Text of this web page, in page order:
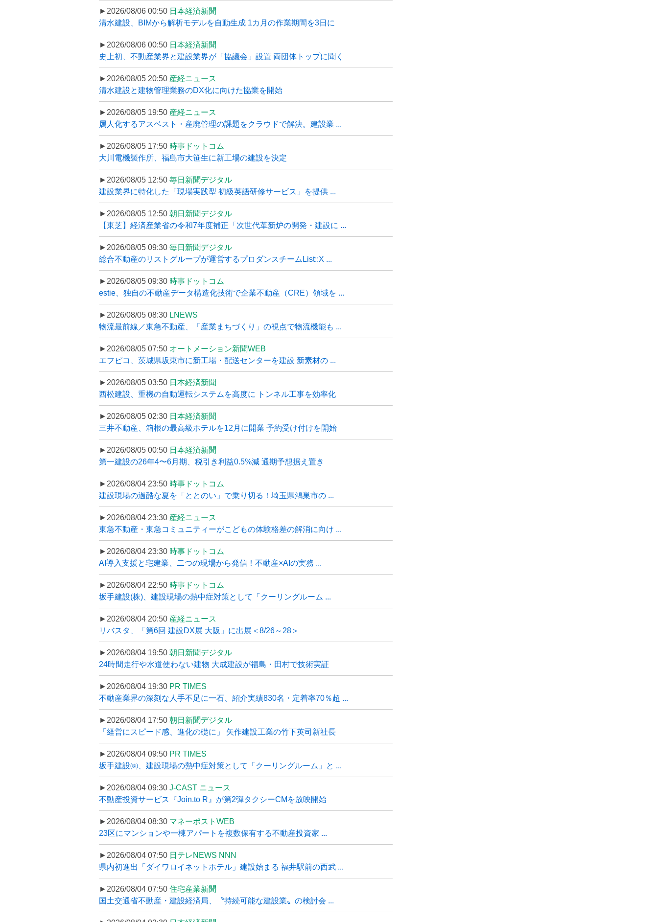
►2026/08/06 00:50 日本経済新聞
清水建設、BIMから解析モデルを自動生成 1カ月の作業期間を3日に
►2026/08/06 00:50 日本経済新聞
史上初、不動産業界と建設業界が「協議会」設置 両団体トップに聞く
►2026/08/05 20:50 産経ニュース
清水建設と建物管理業務のDX化に向けた協業を開始
►2026/08/05 19:50 産経ニュース
属人化するアスベスト・産廃管理の課題をクラウドで解決。建設業 ...
►2026/08/05 17:50 時事ドットコム
大川電機製作所、福島市大笹生に新工場の建設を決定
►2026/08/05 12:50 毎日新聞デジタル
建設業界に特化した「現場実践型 初級英語研修サービス」を提供 ...
►2026/08/05 12:50 朝日新聞デジタル
【東芝】経済産業省の令和7年度補正「次世代革新炉の開発・建設に ...
►2026/08/05 09:30 毎日新聞デジタル
総合不動産のリストグループが運営するプロダンスチームList::X ...
►2026/08/05 09:30 時事ドットコム
estie、独自の不動産データ構造化技術で企業不動産（CRE）領域を ...
►2026/08/05 08:30 LNEWS
物流最前線／東急不動産、「産業まちづくり」の視点で物流機能も ...
►2026/08/05 07:50 オートメーション新聞WEB
エフピコ、茨城県坂東市に新工場・配送センターを建設 新素材の ...
►2026/08/05 03:50 日本経済新聞
西松建設、重機の自動運転システムを高度に トンネル工事を効率化
►2026/08/05 02:30 日本経済新聞
三井不動産、箱根の最高級ホテルを12月に開業 予約受け付けを開始
►2026/08/05 00:50 日本経済新聞
第一建設の26年4〜6月期、税引き利益0.5%減 通期予想据え置き
►2026/08/04 23:50 時事ドットコム
建設現場の過酷な夏を「ととのい」で乗り切る！埼玉県鴻巣市の ...
►2026/08/04 23:30 産経ニュース
東急不動産・東急コミュニティーがこどもの体験格差の解消に向け ...
►2026/08/04 23:30 時事ドットコム
AI導入支援と宅建業、二つの現場から発信！不動産×AIの実務 ...
►2026/08/04 22:50 時事ドットコム
坂手建設(株)、建設現場の熱中症対策として「クーリングルーム ...
►2026/08/04 20:50 産経ニュース
リバスタ、「第6回 建設DX展 大阪」に出展＜8/26～28＞
►2026/08/04 19:50 朝日新聞デジタル
24時間走行や水道使わない建物 大成建設が福島・田村で技術実証
►2026/08/04 19:30 PR TIMES
不動産業界の深刻な人手不足に一石、紹介実績830名・定着率70％超 ...
►2026/08/04 17:50 朝日新聞デジタル
「経営にスピード感、進化の礎に」 矢作建設工業の竹下英司新社長
►2026/08/04 09:50 PR TIMES
坂手建設㈱、建設現場の熱中症対策として「クーリングルーム」と ...
►2026/08/04 09:30 J-CAST ニュース
不動産投資サービス『Join.to R』が第2弾タクシーCMを放映開始
►2026/08/04 08:30 マネーポストWEB
23区にマンションや一棟アパートを複数保有する不動産投資家 ...
►2026/08/04 07:50 日テレNEWS NNN
県内初進出「ダイワロイネットホテル」建設始まる 福井駅前の西武 ...
►2026/08/04 07:50 住宅産業新聞
国土交通省不動産・建設経済局、〝持続可能な建設業〟の検討会 ...